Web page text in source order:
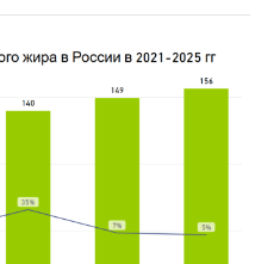
на 4 года
российского рынка
магазинов одежды